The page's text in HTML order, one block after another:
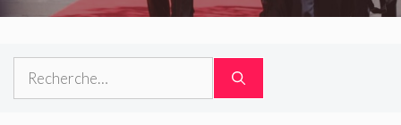
Rechercher :